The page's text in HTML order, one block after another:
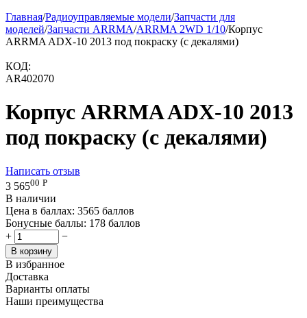
Главная/Радиоуправляемые модели/Запчасти для
моделей/Запчасти ARRMA/ARRMA 2WD 1/10/Корпус
ARRMA ADX-10 2013 под покраску (с декалями)
КОД:
AR402070
Корпус ARRMA ADX-10 2013
под покраску (с декалями)
Написать отзыв
3 56500 Р
В наличии
Цена в баллах: 3565 баллов
Бонусные баллы: 178 баллов
+
−
В корзину
В избранное
Доставка
Варианты оплаты
Наши преимущества